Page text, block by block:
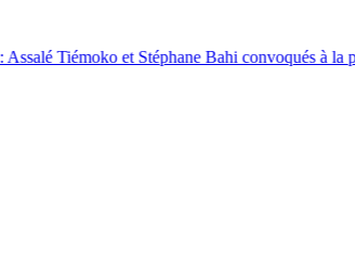
et Stéphane Bahi convoqués à la police●